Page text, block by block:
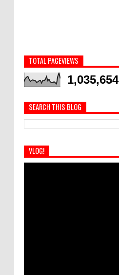
TOTAL PAGEVIEWS
1,035,654
SEARCH THIS BLOG
VLOG!